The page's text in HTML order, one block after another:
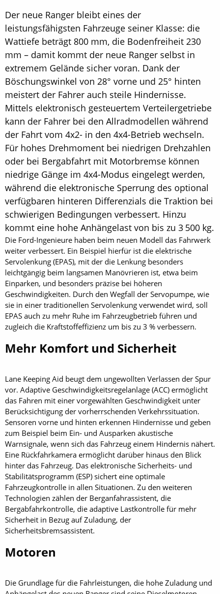
Der neue Ranger bleibt eines der
leistungsfähigsten Fahrzeuge seiner Klasse: die
Wattiefe beträgt 800 mm, die Bodenfreiheit 230
mm – damit kommt der neue Ranger selbst in
extremem Gelände sicher voran. Dank der
Böschungswinkel von 28° vorne und 25° hinten
meistert der Fahrer auch steile Hindernisse.
Mittels elektronisch gesteuertem Verteilergetriebe
kann der Fahrer bei den Allradmodellen während
der Fahrt vom 4x2- in den 4x4-Betrieb wechseln.
Für hohes Drehmoment bei niedrigen Drehzahlen
oder bei Bergabfahrt mit Motorbremse können
niedrige Gänge im 4x4-Modus eingelegt werden,
während die elektronische Sperrung des optional
verfügbaren hinteren Differenzials die Traktion bei
schwierigen Bedingungen verbessert. Hinzu
kommt eine hohe Anhängelast von bis zu 3 500 kg.
Die Ford-Ingenieure haben beim neuen Modell das Fahrwerk
weiter verbessert. Ein Beispiel hierfür ist die elektrische
Servolenkung (EPAS), mit der die Lenkung besonders
leichtgängig beim langsamen Manövrieren ist, etwa beim
Einparken, und besonders präzise bei höheren
Geschwindigkeiten. Durch den Wegfall der Servopumpe, wie
sie in einer traditionellen Servolenkung verwendet wird, soll
EPAS auch zu mehr Ruhe im Fahrzeugbetrieb führen und
zugleich die Kraftstoffeffizienz um bis zu 3 % verbessern.
Mehr Komfort und Sicherheit
Lane Keeping Aid beugt dem ungewollten Verlassen der Spur
vor. Adaptive Geschwindigkeitsregelanlage (ACC) ermöglicht
das Fahren mit einer vorgewählten Geschwindigkeit unter
Berücksichtigung der vorherrschenden Verkehrssituation.
Sensoren vorne und hinten erkennen Hindernisse und geben
zum Beispiel beim Ein- und Ausparken akustische
Warnsignale, wenn sich das Fahrzeug einem Hindernis nähert.
Eine Rückfahrkamera ermöglicht darüber hinaus den Blick
hinter das Fahrzeug. Das elektronische Sicherheits- und
Stabilitätsprogramm (ESP) sichert eine optimale
Fahrzeugkontrolle in allen Situationen. Zu den weiteren
Technologien zählen der Berganfahrassistent, die
Bergabfahrkontrolle, die adaptive Lastkontrolle für mehr
Sicherheit in Bezug auf Zuladung, der
Sicherheitsbremsassistent.
Motoren
Die Grundlage für die Fahrleistungen, die hohe Zuladung und